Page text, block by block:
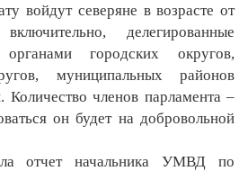
войдут северяне в возрасте от
делегированные
органами городских округов,
муниципальных районов
Количество членов парламента –
он будет на добровольной
отчет начальника УМВД по